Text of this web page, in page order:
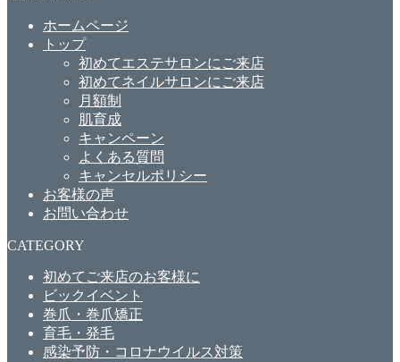
ホームページ
トップ
初めてエステサロンにご来店
初めてネイルサロンにご来店
月額制
肌育成
キャンペーン
よくある質問
キャンセルポリシー
お客様の声
お問い合わせ
CATEGORY
初めてご来店のお客様に
ビックイベント
巻爪・巻爪矯正
育毛・発毛
感染予防・コロナウイルス対策